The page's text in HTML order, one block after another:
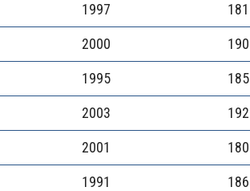
1997 181
2000 190
1995 185
2003 192
2001 180
1991 186